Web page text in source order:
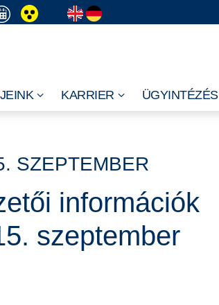
KARRIER ÜGYINTÉZÉS
SZEPTEMBER
információk
szeptember